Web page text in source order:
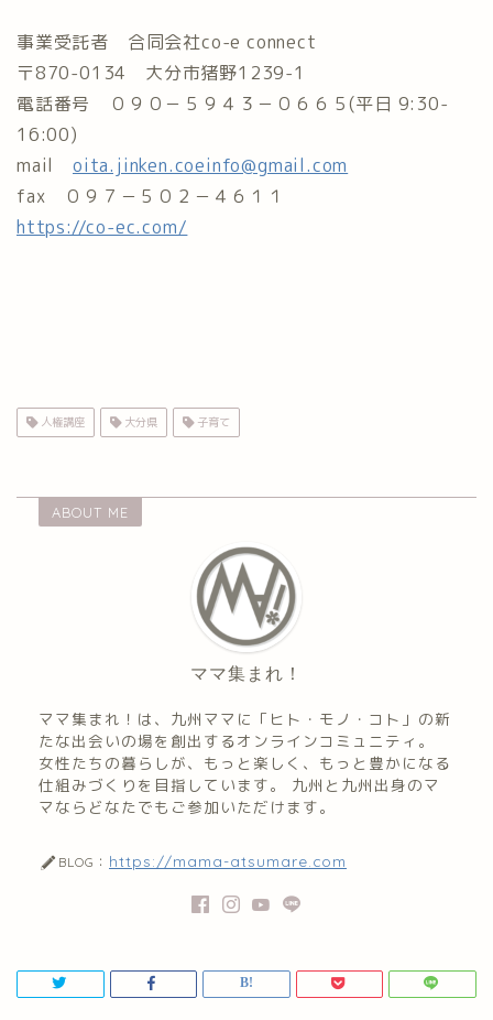
事業受託者 合同会社co-e connect
〒870-0134 大分市猪野1239-1
電話番号 ０９０－５９４３－０６６５(平日 9:30-
16:00)
mail oita.jinken.coeinfo@gmail.com
fax ０９７－５０２－４６１１
https://co-ec.com/
人権講座 大分県 子育て
ABOUT ME
ママ集まれ！
ママ集まれ！は、九州ママに「ヒト・モノ・コト」の新
たな出会いの場を創出するオンラインコミュニティ。
女性たちの暮らしが、もっと楽しく、もっと豊かになる
仕組みづくりを目指しています。 九州と九州出身のマ
マならどなたでもご参加いただけます。
BLOG： https://mama-atsumare.com